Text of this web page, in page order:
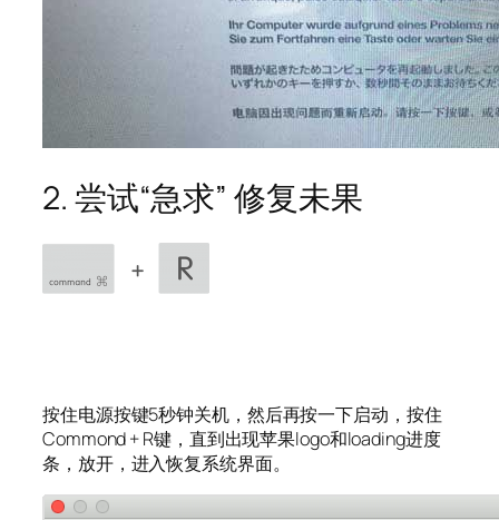
2. 尝试“急求” 修复未果
按住电源按键5秒钟关机，然后再按一下启动，按住
Commond + R键，直到出现苹果logo和loading进度
条，放开，进入恢复系统界面。